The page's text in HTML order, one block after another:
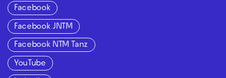
Facebook
Facebook JNTM
Facebook NTM Tanz
YouTube